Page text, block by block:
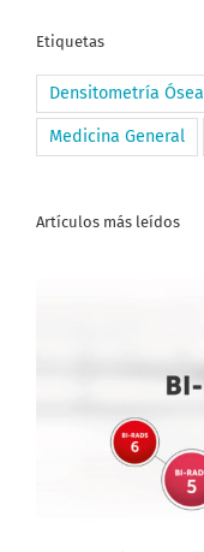
Etiquetas
Densitometría Ósea
Medicina General
Artículos más leídos